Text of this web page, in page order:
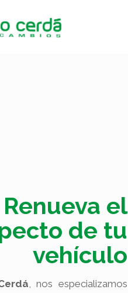
Renueva el
de tu
vehículo
, nos especializamos